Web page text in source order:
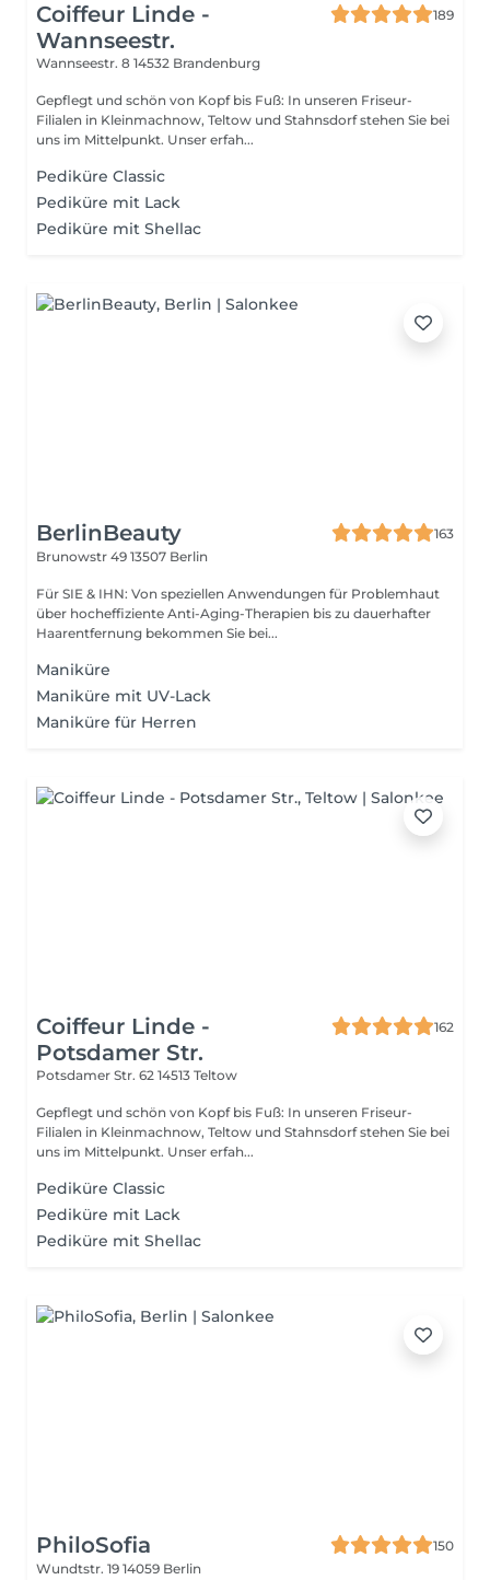
Coiffeur Linde -
Wannseestr.
189
Wannseestr. 8 14532 Brandenburg
Gepflegt und schön von Kopf bis Fuß: In unseren Friseur-
Filialen in Kleinmachnow, Teltow und Stahnsdorf stehen Sie bei
uns im Mittelpunkt. Unser erfah...
Pediküre Classic
Pediküre mit Lack
Pediküre mit Shellac
BerlinBeauty
163
Brunowstr 49 13507 Berlin
Für SIE & IHN: Von speziellen Anwendungen für Problemhaut
über hocheffiziente Anti-Aging-Therapien bis zu dauerhafter
Haarentfernung bekommen Sie bei...
Maniküre
Maniküre mit UV-Lack
Maniküre für Herren
Coiffeur Linde -
Potsdamer Str.
162
Potsdamer Str. 62 14513 Teltow
Gepflegt und schön von Kopf bis Fuß: In unseren Friseur-
Filialen in Kleinmachnow, Teltow und Stahnsdorf stehen Sie bei
uns im Mittelpunkt. Unser erfah...
Pediküre Classic
Pediküre mit Lack
Pediküre mit Shellac
PhiloSofia
150
Wundtstr. 19 14059 Berlin